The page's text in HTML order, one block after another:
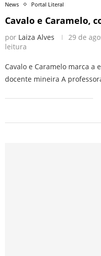
News Portal Literal
Cavalo e Caramelo,
por Laiza Alves 29 de
leitura
Cavalo e Caramelo marca a
docente mineira A